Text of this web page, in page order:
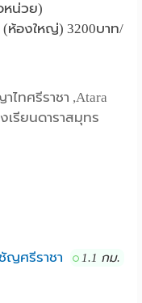
หน่วย)
ห้องใหญ่) 3200บาท/
ไทศรีราชา ,Atara
เรียนดาราสมุทร
ญศรีราชา 1.1 กม.